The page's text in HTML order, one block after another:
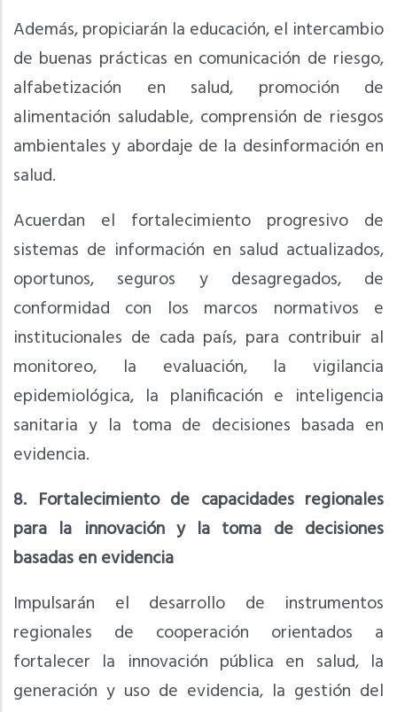
Además, propiciarán la educación, el intercambio
de buenas prácticas en comunicación de riesgo,
alfabetización en salud, promoción de
alimentación saludable, comprensión de riesgos
ambientales y abordaje de la desinformación en
salud.
Acuerdan el fortalecimiento progresivo de
sistemas de información en salud actualizados,
oportunos, seguros y desagregados, de
conformidad con los marcos normativos e
institucionales de cada país, para contribuir al
monitoreo, la evaluación, la vigilancia
epidemiológica, la planificación e inteligencia
sanitaria y la toma de decisiones basada en
evidencia.
8. Fortalecimiento de capacidades regionales
para la innovación y la toma de decisiones
basadas en evidencia
Impulsarán el desarrollo de instrumentos
regionales de cooperación orientados a
fortalecer la innovación pública en salud, la
generación y uso de evidencia, la gestión del